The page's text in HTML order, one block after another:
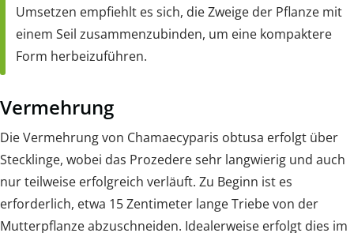
Umsetzen empfiehlt es sich, die Zweige der Pflanze mit
einem Seil zusammenzubinden, um eine kompaktere
Form herbeizuführen.
Vermehrung
Die Vermehrung von Chamaecyparis obtusa erfolgt über
Stecklinge, wobei das Prozedere sehr langwierig und auch
nur teilweise erfolgreich verläuft. Zu Beginn ist es
erforderlich, etwa 15 Zentimeter lange Triebe von der
Mutterpflanze abzuschneiden. Idealerweise erfolgt dies im